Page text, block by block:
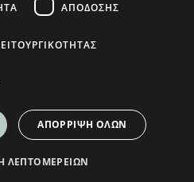
με την δική μας
Απορρήτου
ΑΠΌΔΟΣΗΣ
ΑΠΌΡΡΙΨΗ ΌΛΩΝ
ΛΕΠΤΟΜΕΡΕΙΏΝ